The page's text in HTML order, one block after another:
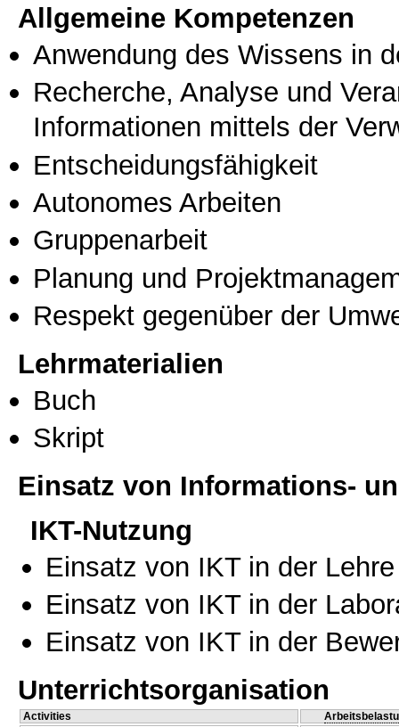
Allgemeine Kompetenzen
Anwendung des Wissens in
Recherche, Analyse und
Informationen mittels der
Entscheidungsfähigkeit
Autonomes Arbeiten
Gruppenarbeit
Planung und
Respekt gegenüber der
Lehrmaterialien
Buch
Skript
Einsatz von Informations-
IKT-Nutzung
Einsatz von IKT in der Lehre
Einsatz von IKT in der
Einsatz von IKT in der
Unterrichtsorganisation
Activities